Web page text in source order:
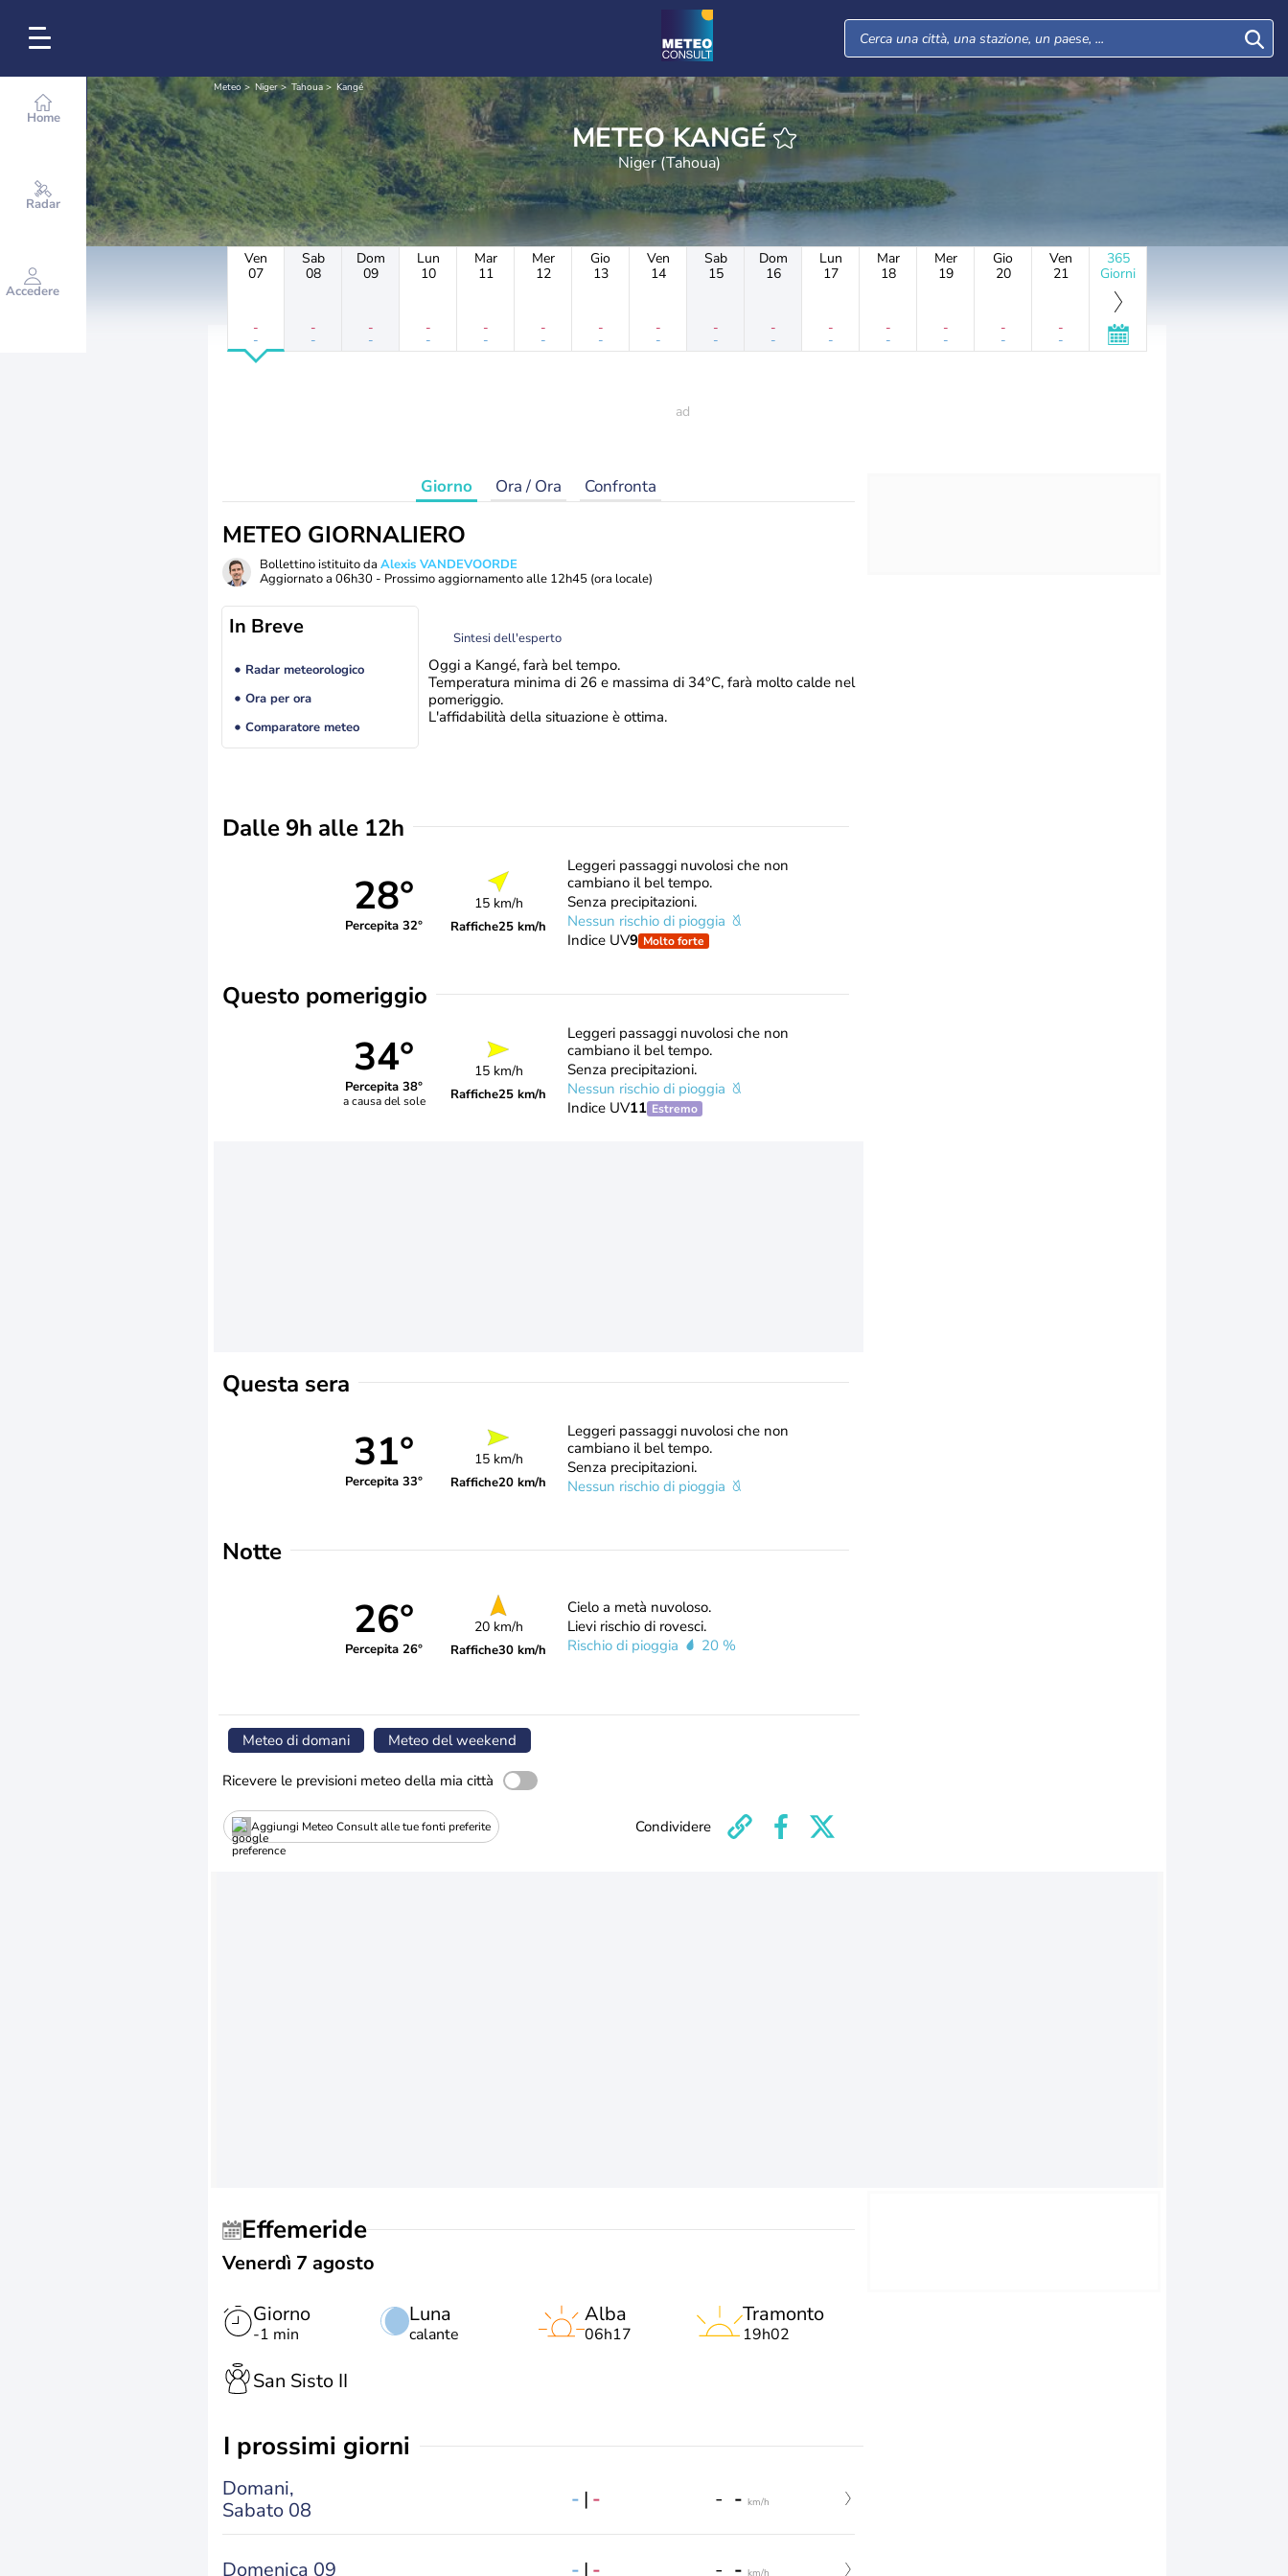
Home
Radar
Accedere
Meteo Niger Tahoua Kangé
METEO KANGÉ
Niger (Tahoua)
Ven
07
-
-
Sab
08
-
-
Dom
09
-
-
Lun
10
-
-
Mar
11
-
-
Mer
12
-
-
Gio
13
-
-
Ven
14
-
-
Sab
15
-
-
Dom
16
-
-
Lun
17
-
-
Mar
18
-
-
Mer
19
-
-
Gio
20
-
-
Ven
21
-
-
365
Giorni
Giorno Ora / Ora Confronta
METEO GIORNALIERO
Bollettino istituito da Alexis VANDEVOORDE
Aggiornato a 06h30 - Prossimo aggiornamento alle 12h45 (ora locale)
In Breve
Radar meteorologico
Ora per ora
Comparatore meteo
Sintesi dell'esperto
Oggi a Kangé, farà bel tempo.
Temperatura minima di 26 e massima di 34°C, farà molto calde nel
pomeriggio.
L'affidabilità della situazione è ottima.
Dalle 9h alle 12h
28°
Percepita 32°
15 km/h
Raffiche25 km/h
Leggeri passaggi nuvolosi che non
cambiano il bel tempo.
Senza precipitazioni.
Nessun rischio di pioggia
Indice UV9 Molto forte
Questo pomeriggio
34°
Percepita 38°
a causa del sole
15 km/h
Raffiche25 km/h
Leggeri passaggi nuvolosi che non
cambiano il bel tempo.
Senza precipitazioni.
Nessun rischio di pioggia
Indice UV11 Estremo
Questa sera
31°
Percepita 33°
15 km/h
Raffiche20 km/h
Leggeri passaggi nuvolosi che non
cambiano il bel tempo.
Senza precipitazioni.
Nessun rischio di pioggia
Notte
26°
Percepita 26°
20 km/h
Raffiche30 km/h
Cielo a metà nuvoloso.
Lievi rischio di rovesci.
Rischio di pioggia
20 %
Meteo di domani Meteo del weekend
Ricevere le previsioni meteo della mia città
Aggiungi Meteo Consult alle tue fonti preferite Condividere
Effemeride
Venerdì 7 agosto
Giorno
-1 min
Luna
calante
Alba
06h17
Tramonto
19h02
San Sisto II
i prossimi giorni
Domani,
Sabato 08
- | - - - km/h
Domenica 09 - | - - - km/h